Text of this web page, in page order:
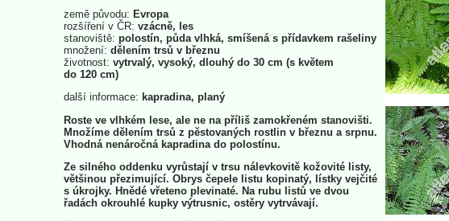
země původu: Evropa
rozšíření v ČR: vzácně, les
stanoviště: polostín, půda vlhká, smíšená s přídavkem rašeliny
množení: dělením trsů v březnu
životnost: vytrvalý, vysoký, dlouhý do 30 cm (s květem
do 120 cm)
další informace: kapradina, planý
Roste ve vlhkém lese, ale ne na příliš zamokřeném stanovišti.
Množíme dělením trsů z pěstovaných rostlin v březnu a srpnu.
Vhodná nenáročná kapradina do polostínu.
Ze silného oddenku vyrůstají v trsu nálevkovitě kožovité listy,
většinou přezimující. Obrys čepele listu kopinatý, lístky vejčité
s úkrojky. Hnědé vřeteno plevinaté. Na rubu listů ve dvou
řadách okrouhlé kupky výtrusnic, ostěry vytrvávají.